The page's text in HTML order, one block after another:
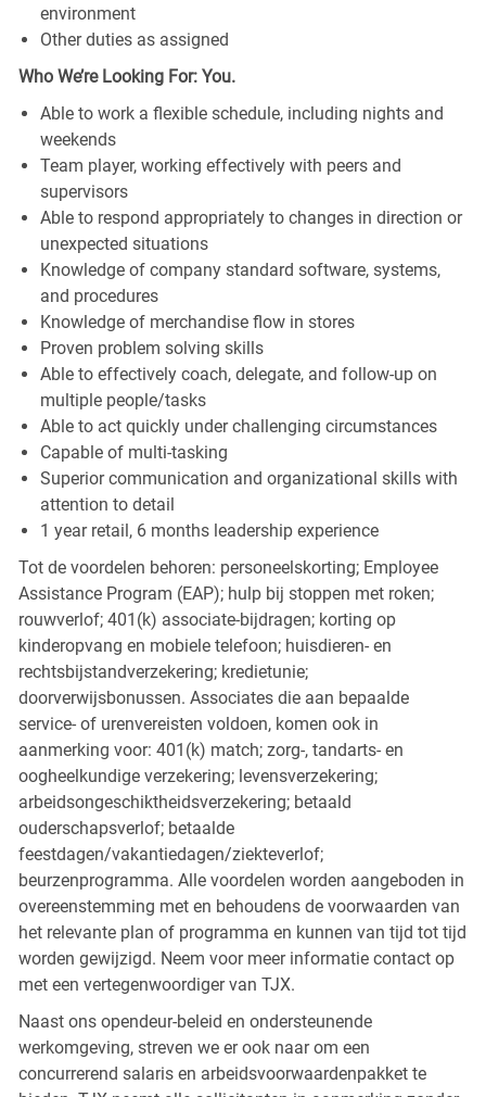
environment
Other duties as assigned
Who We’re Looking For: You.
Able to work a flexible schedule, including nights and
weekends
Team player, working effectively with peers and
supervisors
Able to respond appropriately to changes in direction or
unexpected situations
Knowledge of company standard software, systems,
and procedures
Knowledge of merchandise flow in stores
Proven problem solving skills
Able to effectively coach, delegate, and follow-up on
multiple people/tasks
Able to act quickly under challenging circumstances
Capable of multi-tasking
Superior communication and organizational skills with
attention to detail
1 year retail, 6 months leadership experience
Tot de voordelen behoren: personeelskorting; Employee
Assistance Program (EAP); hulp bij stoppen met roken;
rouwverlof; 401(k) associate-bijdragen; korting op
kinderopvang en mobiele telefoon; huisdieren- en
rechtsbijstandverzekering; kredietunie;
doorverwijsbonussen. Associates die aan bepaalde
service- of urenvereisten voldoen, komen ook in
aanmerking voor: 401(k) match; zorg-, tandarts- en
oogheelkundige verzekering; levensverzekering;
arbeidsongeschiktheidsverzekering; betaald
ouderschapsverlof; betaalde
feestdagen/vakantiedagen/ziekteverlof;
beurzenprogramma. Alle voordelen worden aangeboden in
overeenstemming met en behoudens de voorwaarden van
het relevante plan of programma en kunnen van tijd tot tijd
worden gewijzigd. Neem voor meer informatie contact op
met een vertegenwoordiger van TJX.
Naast ons opendeur-beleid en ondersteunende
werkomgeving, streven we er ook naar om een
concurrerend salaris en arbeidsvoorwaardenpakket te